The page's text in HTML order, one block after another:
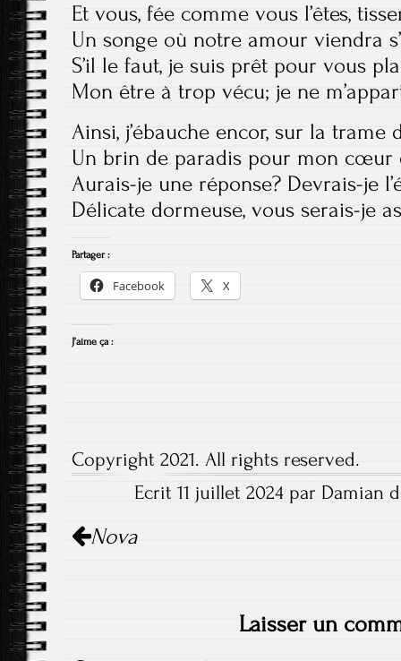
Et vous, fée comme vous l’êtes,
Un songe où notre amour viendra
S’il le faut, je suis prêt pour vous
Mon être à trop vécu; je ne
Ainsi, j’ébauche encor, sur la trame
Un brin de paradis pour mon cœur
Aurais-je une réponse? Devrais-je
Délicate dormeuse, vous serais-je
Partager :
Facebook X
J’aime ça :
Copyright 2021. All rights reserved.
Ecrit 11 juillet 2024 par Damian
deNova
Laisser un